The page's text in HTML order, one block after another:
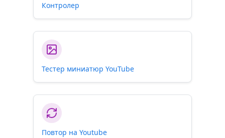
Контролер
Тестер миниатюр YouTube
Повтор на Youtube